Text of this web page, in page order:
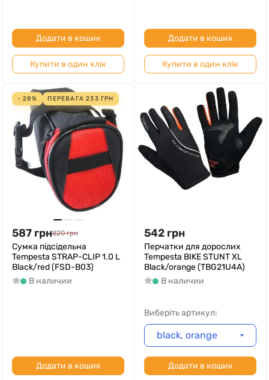
Додати в кошик
Купити в один клік
Додати в кошик
Купити в один клік
- 28% ПЕРЕВАГА233 ГРН
587 грн820 грн
Сумка підсідельна
Tempesta STRAP-CLIP 1.0 L
Black/red (FSD-B03)
В наличии
Додати в кошик
542 грн
Перчатки для дорослих
Tempesta BIKE STUNT XL
Black/orange (TBG21U4A)
В наличии
Виберіть артикул:
black, orange
Додати в кошик